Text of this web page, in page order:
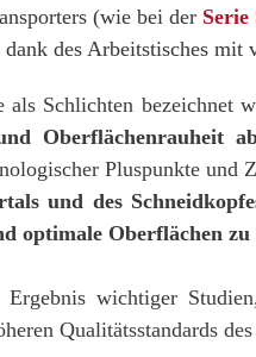
(wie bei der
dank des Arbeitstisches mit
Schlichten bezeichnet
Oberflächenrauheit
Pluspunkte und
und des
optimale Oberflächen zu
Ergebnis wichtiger
Qualitätsstandards